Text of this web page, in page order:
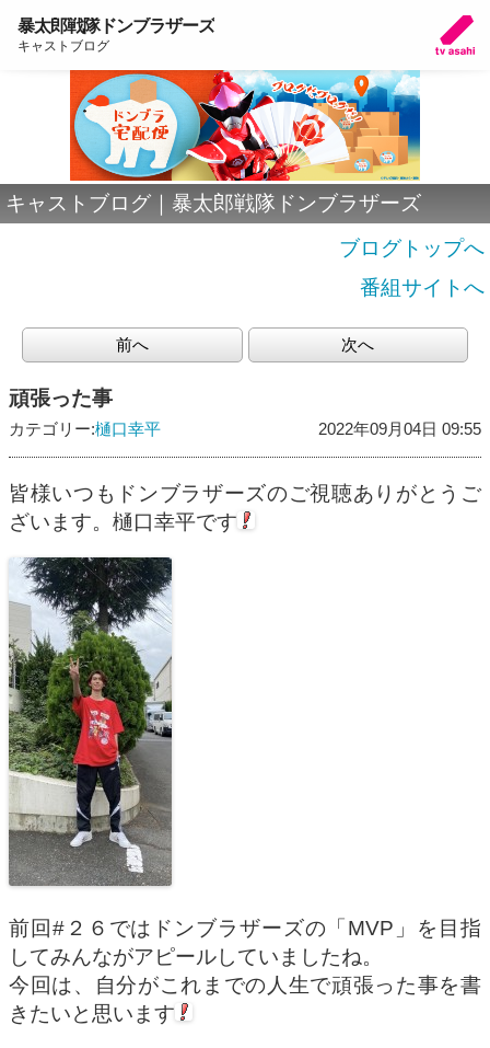
暴太郎戦隊ドンブラザーズ
キャストブログ
キャストブログ｜暴太郎戦隊ドンブラザーズ
ブログトップへ
番組サイトへ
前へ 次へ
頑張った事
カテゴリー:樋口幸平 2022年09月04日 09:55
皆様いつもドンブラザーズのご視聴ありがとうご
ざいます。樋口幸平です
前回#２６ではドンブラザーズの「MVP」を目指
してみんながアピールしていましたね。
今回は、自分がこれまでの人生で頑張った事を書
きたいと思います